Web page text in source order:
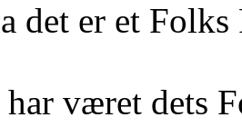
det er et
været dets